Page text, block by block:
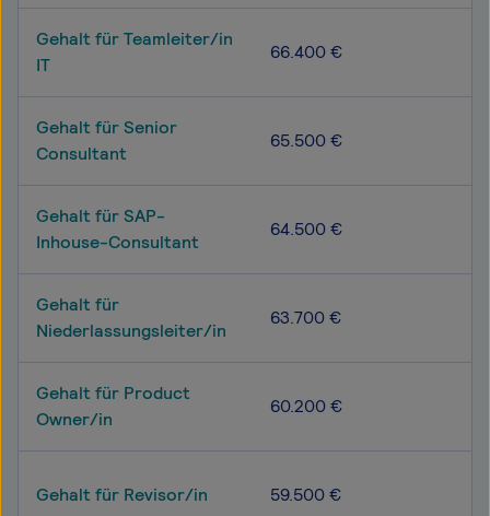
Gehalt für Teamleiter/in
IT
66.400 €
Gehalt für Senior
Consultant
65.500 €
Gehalt für SAP-
Inhouse-Consultant
64.500 €
Gehalt für
Niederlassungsleiter/in
63.700 €
Gehalt für Product
Owner/in
60.200 €
Gehalt für Revisor/in 59.500 €